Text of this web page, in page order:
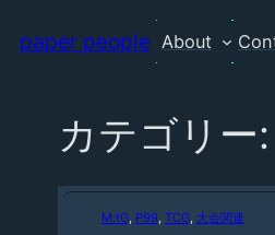
paper people About
カテゴリー:
M:tG, P99, TCG, 大会関連